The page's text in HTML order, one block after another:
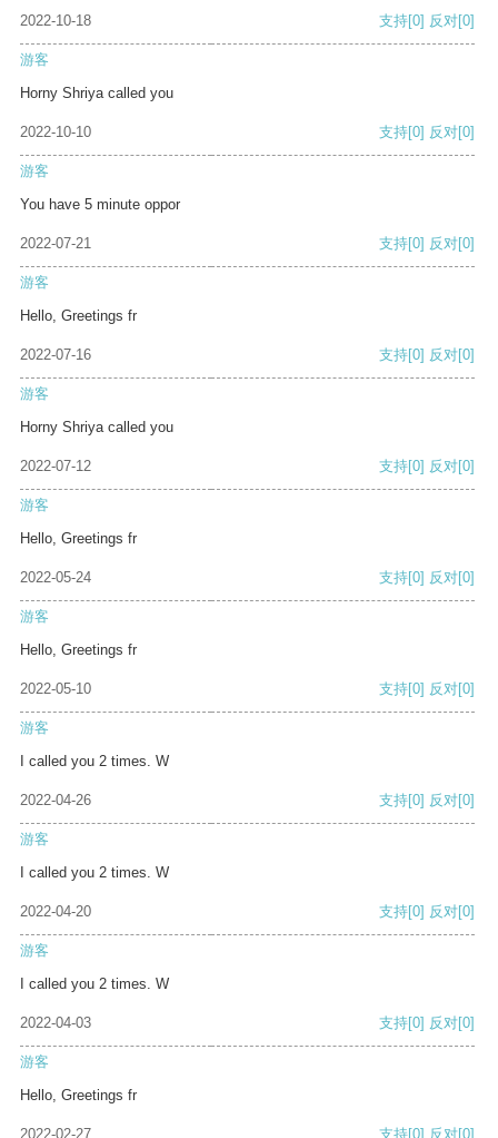
2022-10-18 支持[0] 反对[0]
游客
Horny Shriya called you
2022-10-10 支持[0] 反对[0]
游客
You have 5 minute oppor
2022-07-21 支持[0] 反对[0]
游客
Hello, Greetings fr
2022-07-16 支持[0] 反对[0]
游客
Horny Shriya called you
2022-07-12 支持[0] 反对[0]
游客
Hello, Greetings fr
2022-05-24 支持[0] 反对[0]
游客
Hello, Greetings fr
2022-05-10 支持[0] 反对[0]
游客
I called you 2 times. W
2022-04-26 支持[0] 反对[0]
游客
I called you 2 times. W
2022-04-20 支持[0] 反对[0]
游客
I called you 2 times. W
2022-04-03 支持[0] 反对[0]
游客
Hello, Greetings fr
2022-02-27 支持[0] 反对[0]